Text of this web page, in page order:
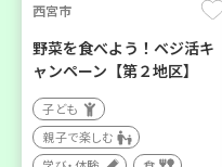
西宮市
野菜を食べよう！ベジ活キ
ャンペーン【第２地区】
子ども
親子で楽しむ